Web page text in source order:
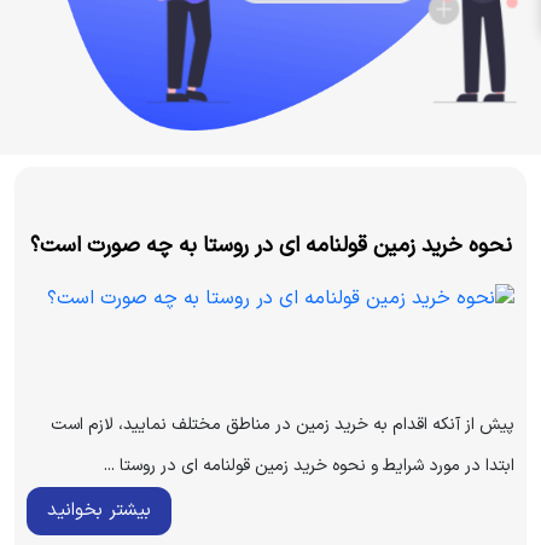
نحوه خرید زمین قولنامه ای در روستا به چه صورت است؟
پیش از آنکه اقدام به خرید زمین در مناطق مختلف نمایید، لازم است
ابتدا در مورد شرایط و نحوه خرید زمین قولنامه ای در روستا ...
بیشتر بخوانید